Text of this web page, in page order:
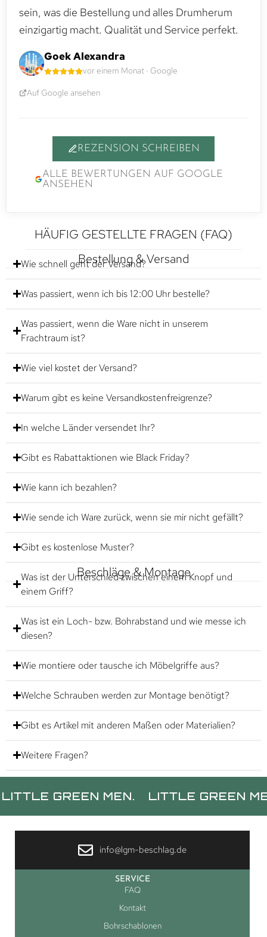
sein, was die Bestellung und alles Drumherum
einzigartig macht. Qualität und Service perfekt.
Goek Alexandra
vor einem Monat · Google
Auf Google ansehen
REZENSION SCHREIBEN
ALLE BEWERTUNGEN AUF GOOGLE
ANSEHEN
HÄUFIG GESTELLTE FRAGEN (FAQ)
Bestellung & Versand
Wie schnell geht der Versand?
Was passiert, wenn ich bis 12:00 Uhr bestelle?
Was passiert, wenn die Ware nicht in unserem
Frachtraum ist?
Wie viel kostet der Versand?
Warum gibt es keine Versandkostenfreigrenze?
In welche Länder versendet Ihr?
Gibt es Rabattaktionen wie Black Friday?
Wie kann ich bezahlen?
Wie sende ich Ware zurück, wenn sie mir nicht gefällt?
Gibt es kostenlose Muster?
Beschläge & Montage
Was ist der Unterschied zwischen einem Knopf und
einem Griff?
Was ist ein Loch- bzw. Bohrabstand und wie messe ich
diesen?
Wie montiere oder tausche ich Möbelgriffe aus?
Welche Schrauben werden zur Montage benötigt?
Gibt es Artikel mit anderen Maßen oder Materialien?
Weitere Fragen?
GREEN MEN. LITTLE GREEN MEN.
info@lgm-beschlag.de
SERVICE
FAQ
Kontakt
Bohrschablonen